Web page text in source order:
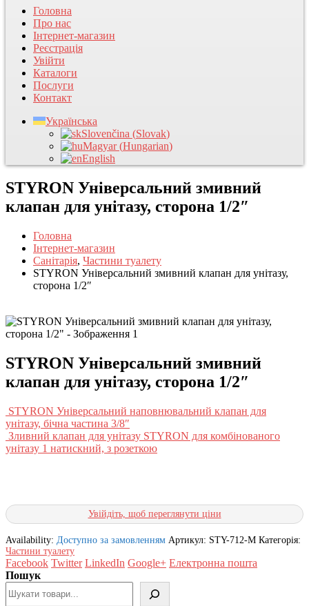
Головна
Про нас
Інтернет-магазин
Реєстрація
Увійти
Каталоги
Послуги
Контакт
Українська
Slovenčina (Slovak)
Magyar (Hungarian)
English
STYRON Універсальний змивний
клапан для унітазу, сторона 1/2″
Головна
Інтернет-магазин
Санітарія, Частини туалету
STYRON Універсальний змивний клапан для унітазу,
сторона 1/2″
STYRON Універсальний змивний
клапан для унітазу, сторона 1/2″
STYRON Універсальний наповнювальний клапан для
унітазу, бічна частина 3/8″
Зливний клапан для унітазу STYRON для комбінованого
унітазу 1 натискний, з розеткою
Увійдіть, щоб переглянути ціни
Availability: Доступно за замовленням Артикул: STY-712-M Категорія:
Частини туалету
Facebook Twitter LinkedIn Google+ Електронна пошта
Пошук